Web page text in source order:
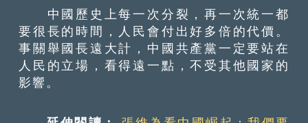
中國歷史上每一次分裂，再一次統一都
要很長的時間，人民會付出好多倍的代價。
事關舉國長遠大計，中國共產黨一定要站在
人民的立場，看得遠一點，不受其他國家的
影響。